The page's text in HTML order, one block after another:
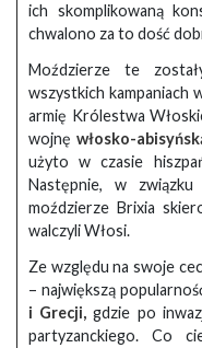
ich skomplikowaną
chwalono za to dość
Moździerze te
wszystkich kampaniach
armię Królestwa
wojnęwłosko-
użyto w czasie
Następnie, w
moździerze Brixia
walczyli Włosi.
Ze względu na swoje
– największą
i Grecji, gdzie po
partyzanckiego. Co